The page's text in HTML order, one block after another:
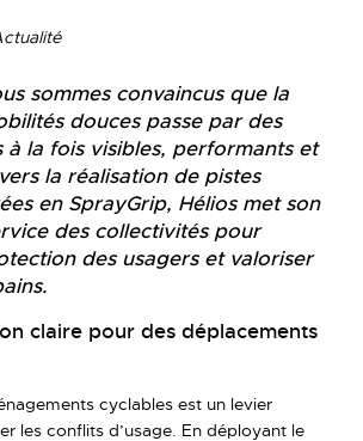
sommes convaincus que la
douces passe par des
à la fois visibles, performants et
la réalisation de pistes
en SprayGrip, Hélios met son
des collectivités pour
des usagers et valoriser
claire pour des déplacements
cyclables est un levier
les conflits d’usage. En déployant le